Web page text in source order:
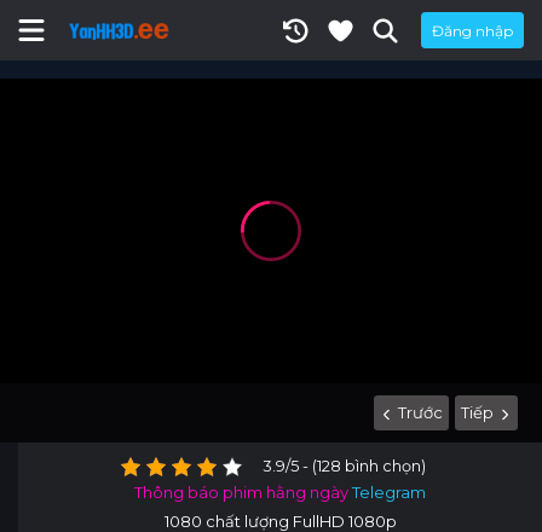
Đăng nhập
Trước Tiếp
3.9/5 - (128 bình chọn)
Thông báo phim hằng ngàyTelegram
1080 chất lượng FullHD 1080p